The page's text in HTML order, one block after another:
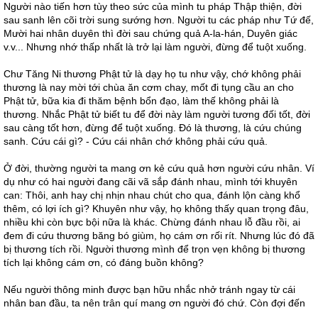
Người nào tiến hơn tùy theo sức của mình tu pháp Thập thiện, đời
sau sanh lên cõi trời sung sướng hơn. Người tu các pháp như Tứ đế,
Mười hai nhân duyên thì đời sau chứng quả A-la-hán, Duyên giác
v.v... Nhưng nhớ thấp nhất là trở lại làm người, đừng để tuột xuống.
Chư Tăng Ni thương Phật tử là dạy họ tu như vậy, chớ không phải
thương là nay mời tới chùa ăn cơm chay, mốt đi tụng cầu an cho
Phật tử, bữa kia đi thăm bệnh bổn đạo, làm thế không phải là
thương. Nhắc Phật tử biết tu để đời này làm người tương đối tốt, đời
sau càng tốt hơn, đừng để tuột xuống. Đó là thương, là cứu chúng
sanh. Cứu cái gì? - Cứu cái nhân chớ không phải cứu quả.
Ở đời, thường người ta mang ơn kẻ cứu quả hơn người cứu nhân. Ví
dụ như có hai người đang cãi vã sắp đánh nhau, mình tới khuyên
can: Thôi, anh hay chị nhịn nhau chút cho qua, đánh lộn càng khổ
thêm, có lợi ích gì? Khuyên như vậy, họ không thấy quan trọng đâu,
nhiều khi còn bực bội nữa là khác. Chừng đánh nhau lỗ đầu rồi, ai
đem đi cứu thương băng bó giùm, họ cám ơn rối rít. Nhưng lúc đó đã
bị thương tích rồi. Người thương mình để trọn vẹn không bị thương
tích lại không cám ơn, có đáng buồn không?
Nếu người thông minh được bạn hữu nhắc nhở tránh ngay từ cái
nhân ban đầu, ta nên trân quí mang ơn người đó chứ. Còn đợi đến